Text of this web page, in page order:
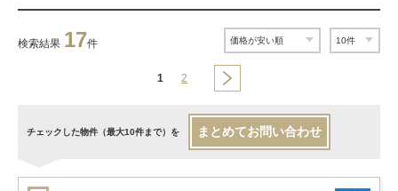
検索結果 17件
1 2
チェックした物件（最大10件まで）を まとめてお問い合わせ